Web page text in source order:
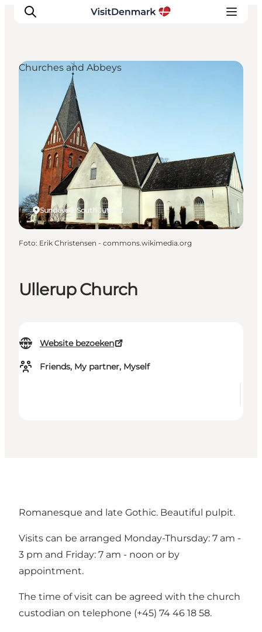
Inspiratie
Bestemmingen
Wat te doen
Accommodaties
Plan je reis
Ullerup Church
Website bezoeken
Friends, My partner, Myself
Sundeved, South Jutland
Churches and Abbeys
Foto: Erik Christensen - commons.wikimedia.org
Romanesque and late Gothic. Beautiful pulpit.
Visits can be arranged Monday-Thursday: 7 am -
3 pm and Friday: 7 am - noon or by
appointment.
The time of visit can be agreed with the church
custodian on telephone (+45) 74 46 18 58.